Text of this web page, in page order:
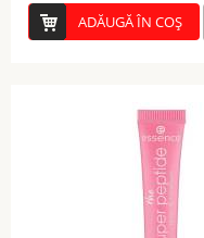
ADĂUGĂ ÎN COŞ